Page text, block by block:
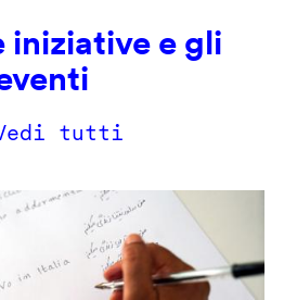
iniziative e gli
tutti